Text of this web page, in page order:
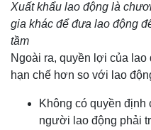
Xuất khẩu lao động là
gia khác để đưa lao động
tầm
Ngoài ra, quyền lợi của lao
hạn chế hơn so với lao
Không có quyền định
người lao động phải